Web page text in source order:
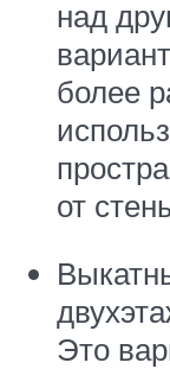
над
более
от
Это